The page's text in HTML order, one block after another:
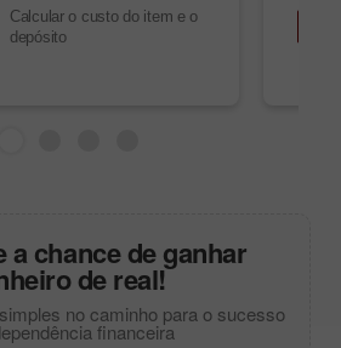
Calcular o custo do item e o
depósito
a chance de ganhar
de real!
no caminho para o sucesso
financeira